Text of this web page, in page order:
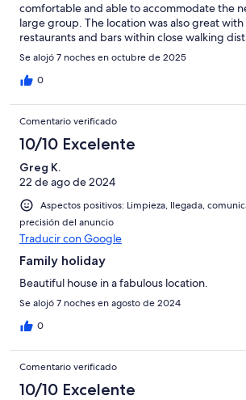
comfortable and able to accommodate the
large group. The location was also great with
restaurants and bars within close walking
needed anything such as transfers/taxis,
fridge and oven checked it was done quickly
would highly recommend Jim and this villa.
Se alojó 7 noches en octubre de 2025
0
Comentario verificado
10/10 Excelente
Greg K.
22 de ago de 2024
Aspectos positivos: Limpieza, llegada,
precisión del anuncio
Traducir con Google
Family holiday
Beautiful house in a fabulous location.
Se alojó 7 noches en agosto de 2024
0
Comentario verificado
10/10 Excelente